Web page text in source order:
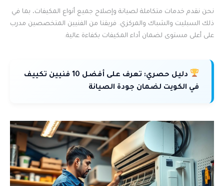
نحن نقدم خدمات متكاملة لصيانة وإصلاح جميع أنواع المكيفات، بما في
ذلك السبليت والشباك والمركزي. فريقنا من الفنيين المتخصصين مدرب
على أعلى مستوى لضمان أداء المكيفات بكفاءة عالية.
دليل حصري:
تعرف على أفضل 10 فنيين تكييف
في الكويت لضمان جودة الصيانة